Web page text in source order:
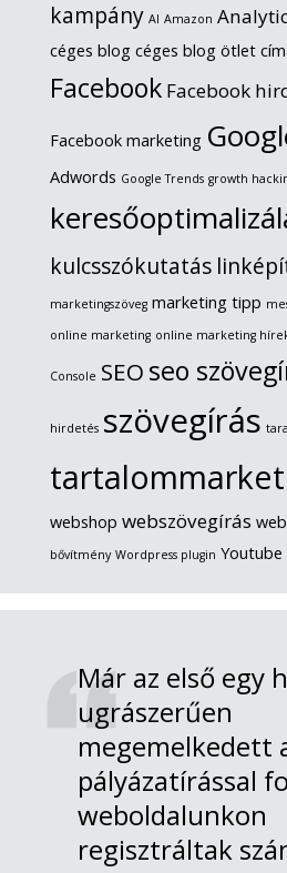
kampány AI Amazon
céges blog céges blog ötlet
Facebook Facebook
Facebook marketing
Adwords Google Trends growth
kulcsszókutatás
marketingszöveg marketing tipp
online marketing online marketing
Console SEO seo
hirdetés szövegírás
webshop webszövegírás
bővítmény Wordpress plugin Youtube
Már az első egy
ugrászerűen
megemelkedett
pályázatírással
weboldalunkon
regisztráltak